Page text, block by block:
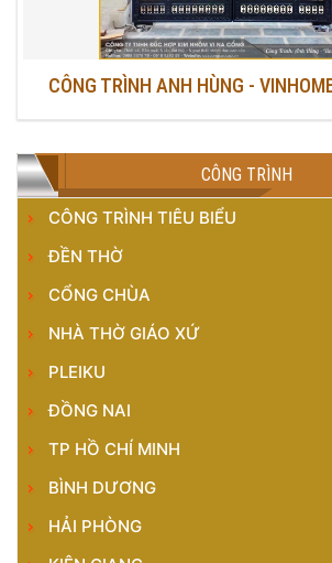
CÔNG TRÌNH ANH HÙNG -
CÔNG TRÌNH
CÔNG TRÌNH TIÊU BIỂU
ĐỀN THỜ
CỔNG CHÙA
NHÀ THỜ GIÁO XỨ
PLEIKU
ĐỒNG NAI
TP HỒ CHÍ MINH
BÌNH DƯƠNG
HẢI PHÒNG